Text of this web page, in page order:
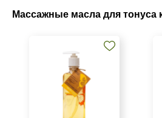
Массажные масла для тонуса